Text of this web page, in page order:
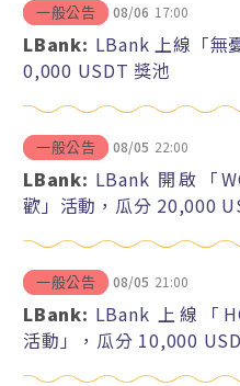
一般公告 08/06 17:00
LBank: LBank 上線「無
0,000 USDT 獎池
一般公告 08/05 22:00
LBank: LBank 開啟「
歡」活動，瓜分 20,000
一般公告 08/05 21:00
LBank: LBank 上線「
活動」，瓜分 10,000